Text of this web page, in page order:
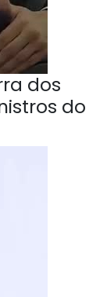
dos
do